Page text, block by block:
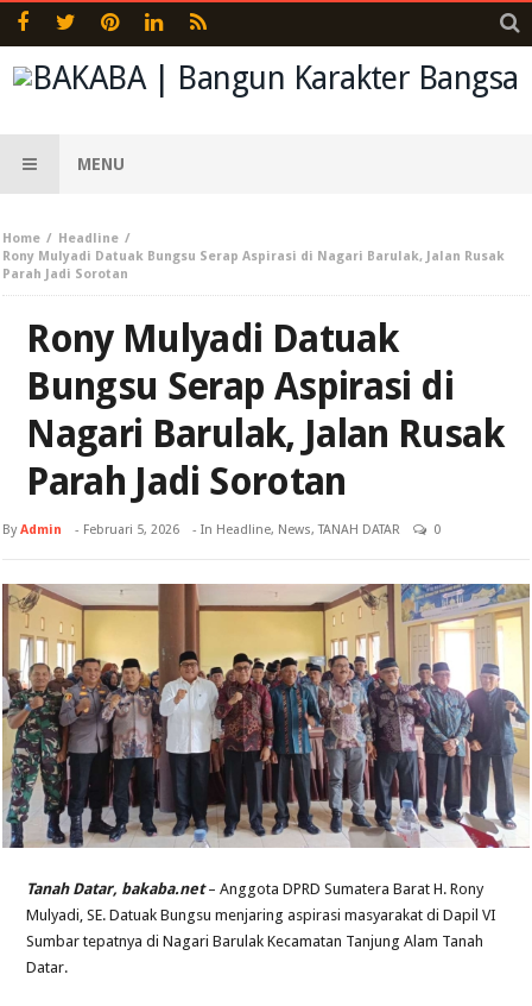
MENU
Home
Headline
Rony Mulyadi Datuak Bungsu Serap Aspirasi di Nagari Barulak, Jalan Rusak
Parah Jadi Sorotan
Rony Mulyadi Datuak
Bungsu Serap Aspirasi di
Nagari Barulak, Jalan Rusak
Parah Jadi Sorotan
ByAdmin - Februari 5, 2026 - In Headline, News,TANAH DATAR 0
Tanah Datar, bakaba.net – Anggota DPRD Sumatera Barat H. Rony
Mulyadi, SE. Datuak Bungsu menjaring aspirasi masyarakat di Dapil VI
Sumbar tepatnya di Nagari Barulak Kecamatan Tanjung Alam Tanah
Datar.